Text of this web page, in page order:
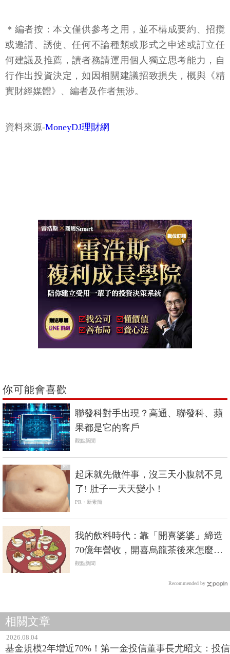
＊編者按：本文僅供參考之用，並不構成要約、招攬
或邀請、誘使、任何不論種類或形式之申述或訂立任
何建議及推薦，讀者務請運用個人獨立思考能力，自
行作出投資決定，如因相關建議招致損失，概與《精
實財經媒體》、編者及作者無涉。
資料來源-MoneyDJ理財網
你可能會喜歡
聯發科對手出現？高通、聯發科、蘋
果都是它的客戶
觀點新聞
PR
起床就先做件事，沒三天小腹就不見
了! 肚子一天天變小！
PR・新素簡
我的飲料時代：靠「開喜婆婆」締造
70億年營收，開喜烏龍茶後來怎麼
了？
觀點新聞
Recommended by
相關文章
2026.08.04
基金規模2年增近70%！第一金投信董事長尤昭文：投信